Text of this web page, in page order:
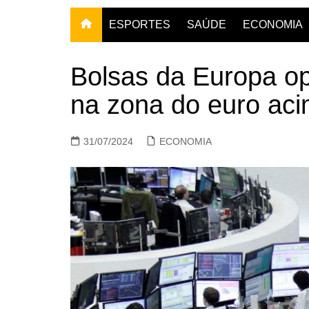
ESPORTES SAÚDE ECONOMIA
Bolsas da Europa
na zona do euro
31/07/2024 ECONOMIA